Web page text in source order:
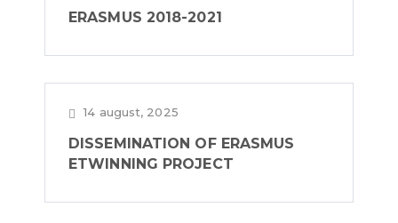
ERASMUS 2018-2021
14 august, 2025
DISSEMINATION OF ERASMUS
ETWINNING PROJECT